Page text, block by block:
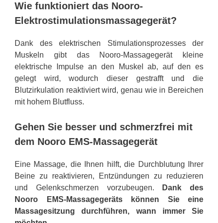
Wie funktioniert das Nooro-
Elektrostimulationsmassagegerät?
Dank des elektrischen Stimulationsprozesses der
Muskeln gibt das Nooro-Massagegerät kleine
elektrische Impulse an den Muskel ab, auf den es
gelegt wird, wodurch dieser gestrafft und die
Blutzirkulation reaktiviert wird, genau wie in Bereichen
mit hohem Blutfluss.
Gehen Sie besser und schmerzfrei mit
dem Nooro EMS-Massagegerät
Eine Massage, die Ihnen hilft, die Durchblutung Ihrer
Beine zu reaktivieren, Entzündungen zu reduzieren
und Gelenkschmerzen vorzubeugen.
Dank des
Nooro EMS-Massagegeräts können Sie eine
Massagesitzung durchführen, wann immer Sie